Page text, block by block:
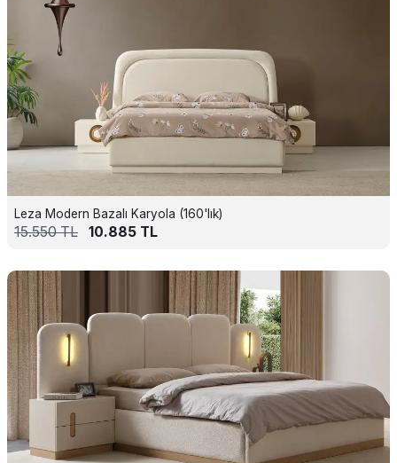
Leza Modern Bazalı Karyola (160'lık)
15.550TL 10.885 TL